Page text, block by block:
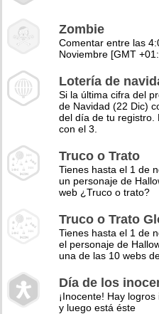
Zombie
Comentar entre las
Noviembre [GMT
Lotería de
Si la última cifra del
de Navidad (22 Dic)
del día de tu registro.
con el 3.
Truco o Trato
Tienes hasta el 1 de
un personaje de
web ¿Truco o trato?
Truco o Trato
Tienes hasta el 1 de
el personaje de
una de las 10 webs
Día de los
¡Inocente! Hay
y luego está éste